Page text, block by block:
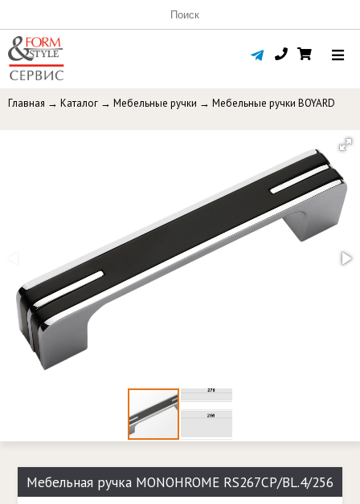
Главная → Каталог → Мебельные ручки → Мебельные ручки BOYARD
Мебельная ручка MONOHROME RS267CP/BL.4/256